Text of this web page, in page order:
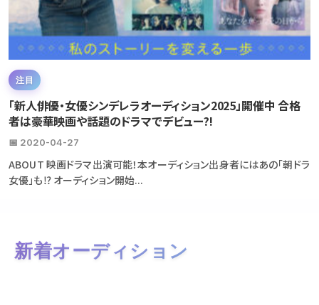
注目
「新人俳優・女優シンデレラオーディション2025」開催中 合格
者は豪華映画や話題のドラマでデビュー?!
📅 2020-04-27
ABOUT 映画ドラマ出演可能！本オーディション出身者にはあの「朝ドラ
女優」も⁉ オーディション開始...
新着オーディション